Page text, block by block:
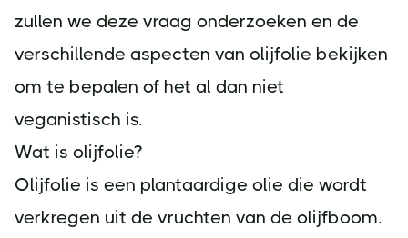
zullen we deze vraag onderzoeken en de
verschillende aspecten van olijfolie bekijken
om te bepalen of het al dan niet
veganistisch is.
Wat is olijfolie?
Olijfolie is een plantaardige olie die wordt
verkregen uit de vruchten van de olijfboom.